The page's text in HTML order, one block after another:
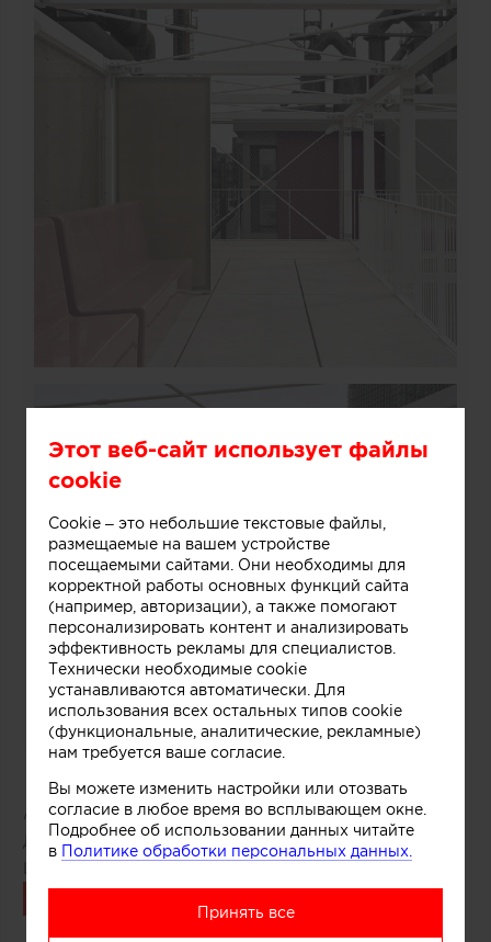
Автор:Редакция Archiprofi
Дата публикации:27.02.2019
Этот веб-сайт использует файлы
cookie
Cookie – это небольшие текстовые файлы,
размещаемые на вашем устройстве
посещаемыми сайтами. Они необходимы для
корректной работы основных функций сайта
(например, авторизации), а также помогают
персонализировать контент и анализировать
эффективность рекламы для специалистов.
Технически необходимые cookie
устанавливаются автоматически. Для
использования всех остальных типов cookie
(функциональные, аналитические, рекламные)
нам требуется ваше согласие.
Вы можете изменить настройки или отозвать
согласие в любое время во всплывающем окне.
Подробнее об использовании данных читайте
в Политике обработки персональных данных.
Принять все